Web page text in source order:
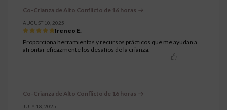
Co-Crianza de Alto Conflicto de 16 horas
AUGUST 10, 2025
Ireneo E.
Proporciona herramientas y recursos prácticos que me ayudan a
afrontar eficazmente los desafíos de la crianza.
Co-Crianza de Alto Conflicto de 16 horas
JULY 18, 2025